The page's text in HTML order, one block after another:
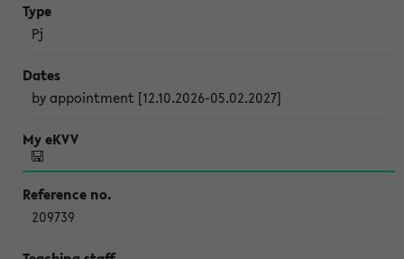
Pj
by appointment [12.10.2026-05.02.2027]
209739